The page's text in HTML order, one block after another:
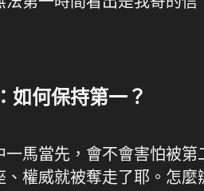
如何保持第一？
一馬當先，會不會害怕被
、權威就被奪走了耶。怎